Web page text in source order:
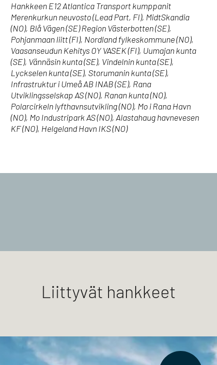
Hankkeen E12 Atlantica Transport kumppanit
Merenkurkun neuvosto (Lead Part, FI), MidtSkandia
(NO), Blå Vägen (SE) Region Västerbotten (SE),
Pohjanmaan liitt (FI), Nordland fylkeskommune (NO),
Vaasanseudun Kehitys OY VASEK (FI), Uumajan kunta
(SE), Vännäsin kunta (SE), Vindelnin kunta (SE),
Lyckselen kunta (SE), Storumanin kunta (SE),
Infrastruktur i Umeå AB INAB (SE), Rana
Utviklingsselskap AS (NO), Ranan kunta (NO),
Polarcirkeln lyfthavnsutvikling (NO), Mo i Rana Havn
(NO), Mo Industripark AS (NO), Alastahaug havnevesen
KF (NO), Helgeland Havn IKS (NO)
Liittyvät hankkeet